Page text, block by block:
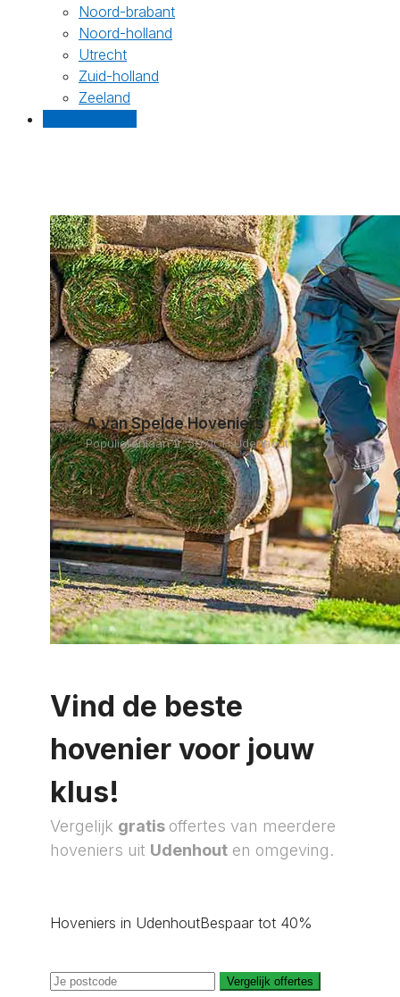
Noord-brabant
Noord-holland
Utrecht
Zuid-holland
Zeeland
A van Spelde Hoveniers
Populierenlaan 2, 5071CH Udenhout
Vind de beste
hovenier voor jouw
klus!
Vergelijk gratis offertes van meerdere
hoveniers uit Udenhout en omgeving.
Hoveniers in UdenhoutBespaar tot 40%
Vergelijk offertes